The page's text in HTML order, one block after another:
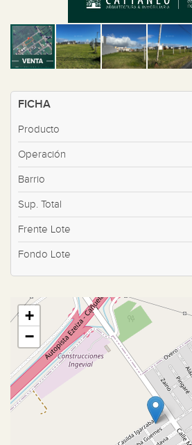
FICHA
Producto
Operación
Barrio
Sup. Total
Frente Lote
Fondo Lote
+
−